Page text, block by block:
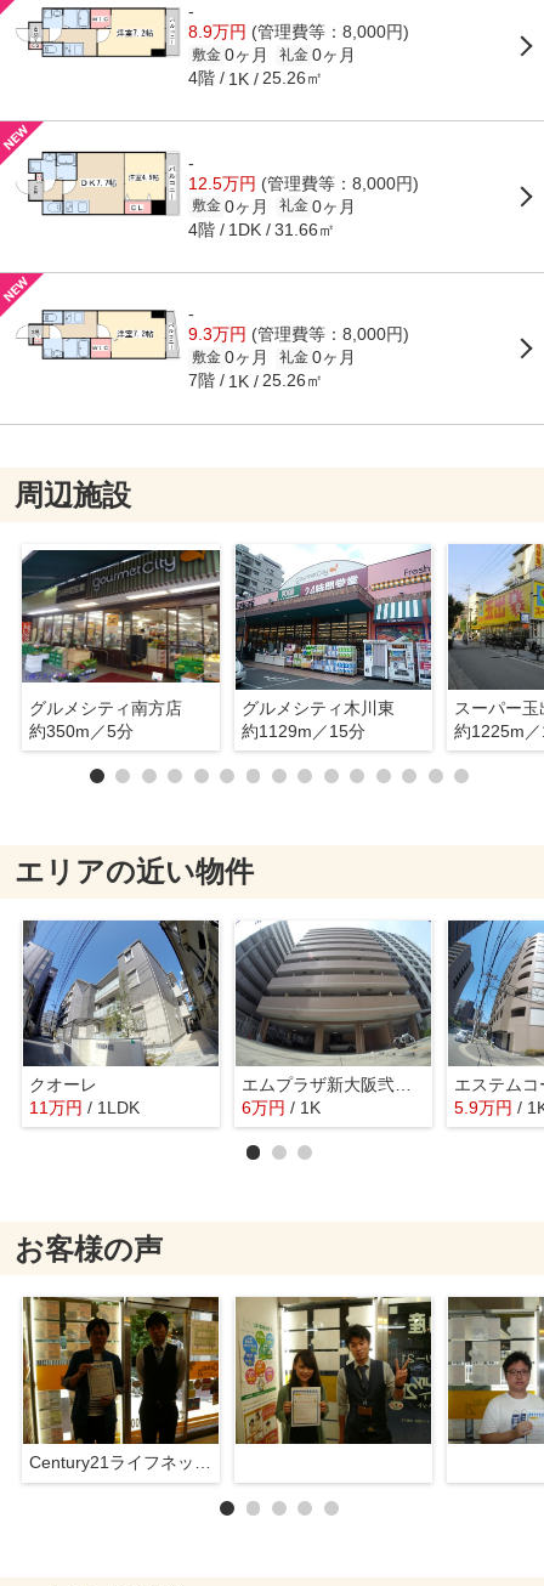
-
8.9万円 (管理費等：8,000円)
敷金 0ヶ月 礼金 0ヶ月
4階 1K 25.26㎡
-
12.5万円 (管理費等：8,000円)
敷金 0ヶ月 礼金 0ヶ月
4階 1DK 31.66㎡
-
9.3万円 (管理費等：8,000円)
敷金 0ヶ月 礼金 0ヶ月
7階 1K 25.26㎡
周辺施設
グルメシティ南方店
約350m／5分
グルメシティ木川東
約1129m／15分
スーパー玉
約1225m
エリアの近い物件
クオーレ
11万円 / 1LDK
エムプラザ新大阪弐番館
6万円 / 1K 5.9万円 /
お客様の声